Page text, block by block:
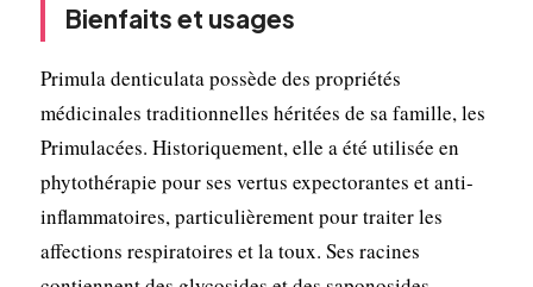
Bienfaits et usages
Primula denticulata possède des propriétés
médicinales traditionnelles héritées de sa famille, les
Primulacées. Historiquement, elle a été utilisée en
phytothérapie pour ses vertus expectorantes et anti-
inflammatoires, particulièrement pour traiter les
affections respiratoires et la toux. Ses racines